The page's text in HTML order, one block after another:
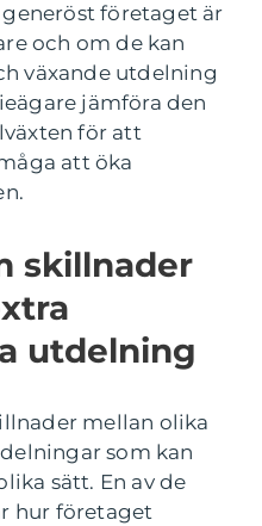
företaget är
och om de kan
växande utdelning
jämföra den
för att
att öka
skillnader
utdelning
mellan olika
som kan
sätt. En av de
hur företaget